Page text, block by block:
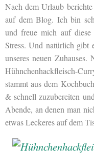
Nach dem Urlaub
auf dem Blog. Ich bin
und freue mich auf
Stress. Und natürlich gibt
unseres neuen
Hühnchenhackfleisch-
stammt aus dem Kochbuch
& schnell zuzubereiten
Abende, an denen man
etwas Leckeres auf dem